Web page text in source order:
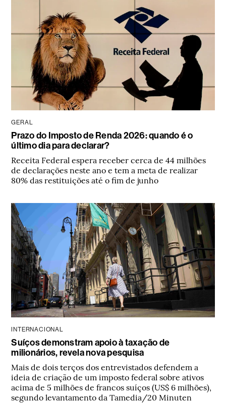
GERAL
Prazo do Imposto de Renda 2026: quando é o
último dia para declarar?
Receita Federal espera receber cerca de 44 milhões
de declarações neste ano e tem a meta de realizar
80% das restituições até o fim de junho
INTERNACIONAL
Suíços demonstram apoio à taxação de
milionários, revela nova pesquisa
Mais de dois terços dos entrevistados defendem a
ideia de criação de um imposto federal sobre ativos
acima de 5 milhões de francos suíços (US$ 6 milhões),
segundo levantamento da Tamedia/20 Minuten